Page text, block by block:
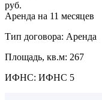
руб.
Аренда на 11 месяцев
Тип договора: Аренда
Площадь, кв.м: 267
ИФНС: ИФНС 5